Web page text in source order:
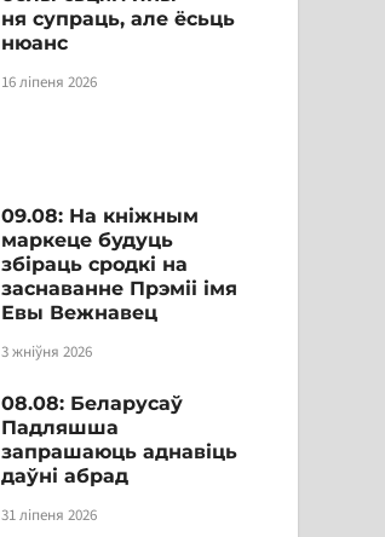
ня супраць, але ёсьць
нюанс
16 ліпеня 2026
09.08: На кніжным
маркеце будуць
збіраць сродкі на
заснаванне Прэміі імя
Евы Вежнавец
3 жніўня 2026
08.08: Беларусаў
Падляшша
запрашаюць аднавіць
даўні абрад
31 ліпеня 2026